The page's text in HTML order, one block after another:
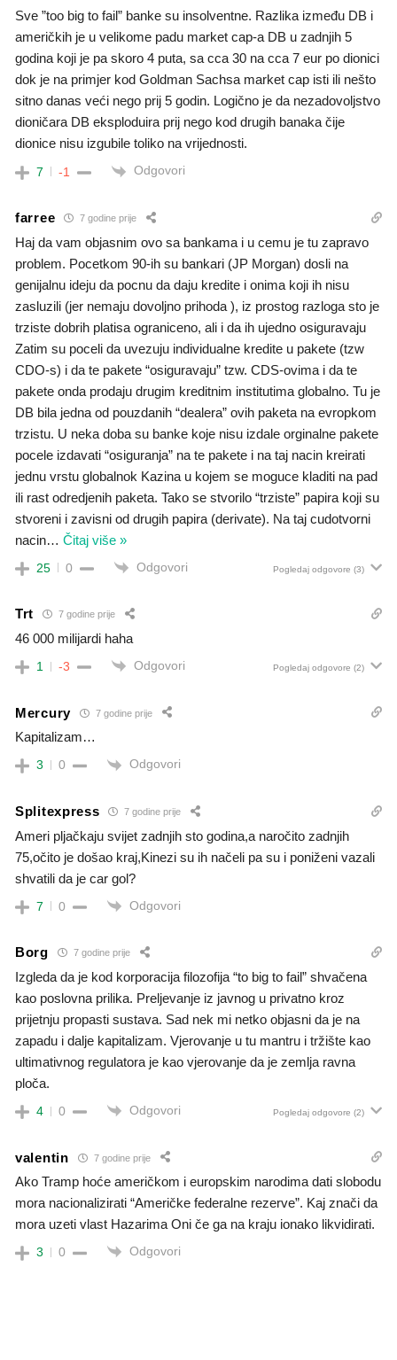
Sve ”too big to fail” banke su insolventne. Razlika između DB i
američkih je u velikome padu market cap-a DB u zadnjih 5
godina koji je pa skoro 4 puta, sa cca 30 na cca 7 eur po dionici
dok je na primjer kod Goldman Sachsa market cap isti ili nešto
sitno danas veći nego prij 5 godin. Logično je da nezadovoljstvo
dioničara DB eksploduira prij nego kod drugih banaka čije
dionice nisu izgubile toliko na vrijednosti.
7 -1 Odgovori
farree 7 godine prije
Haj da vam objasnim ovo sa bankama i u cemu je tu zapravo
problem. Pocetkom 90-ih su bankari (JP Morgan) dosli na
genijalnu ideju da pocnu da daju kredite i onima koji ih nisu
zasluzili (jer nemaju dovoljno prihoda ), iz prostog razloga sto je
trziste dobrih platisa ograniceno, ali i da ih ujedno osiguravaju
Zatim su poceli da uvezuju individualne kredite u pakete (tzw
CDO-s) i da te pakete “osiguravaju” tzw. CDS-ovima i da te
pakete onda prodaju drugim kreditnim institutima globalno. Tu je
DB bila jedna od pouzdanih “dealera” ovih paketa na evropkom
trzistu. U neka doba su banke koje nisu izdale orginalne pakete
pocele izdavati “osiguranja” na te pakete i na taj nacin kreirati
jednu vrstu globalnok Kazina u kojem se moguce kladiti na pad
ili rast odredjenih paketa. Tako se stvorilo “trziste” papira koji su
stvoreni i zavisni od drugih papira (derivate). Na taj cudotvorni
nacin… Čitaj više »
25 0 Odgovori Pogledaj odgovore (3)
Trt 7 godine prije
46 000 milijardi haha
1 -3 Odgovori Pogledaj odgovore (2)
Mercury 7 godine prije
Kapitalizam…
3 0 Odgovori
Splitexpress 7 godine prije
Ameri pljačkaju svijet zadnjih sto godina,a naročito zadnjih
75,očito je došao kraj,Kinezi su ih načeli pa su i poniženi vazali
shvatili da je car gol?
7 0 Odgovori
Borg 7 godine prije
Izgleda da je kod korporacija filozofija “to big to fail” shvačena
kao poslovna prilika. Preljevanje iz javnog u privatno kroz
prijetnju propasti sustava. Sad nek mi netko objasni da je na
zapadu i dalje kapitalizam. Vjerovanje u tu mantru i tržište kao
ultimativnog regulatora je kao vjerovanje da je zemlja ravna
ploča.
4 0 Odgovori Pogledaj odgovore (2)
valentin 7 godine prije
Ako Tramp hoće američkom i europskim narodima dati slobodu
mora nacionalizirati “Američke federalne rezerve”. Kaj znači da
mora uzeti vlast Hazarima Oni če ga na kraju ionako likvidirati.
3 0 Odgovori